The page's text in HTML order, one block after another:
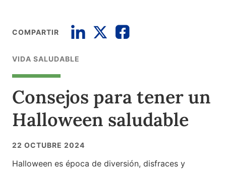
COMPARTIR
VIDA SALUDABLE
Consejos para tener un
Halloween saludable
22 OCTUBRE 2024
Halloween es época de diversión, disfraces y